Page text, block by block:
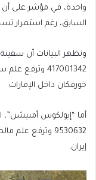
واحدة، في مؤشر على أن
السابق، رغم استمرار
وتظهر البيانات أن
417001342
خورفكان داخل الإمارات.
أما “إيولكوس أمبيشن”،
9530632 وترفع
إيران.